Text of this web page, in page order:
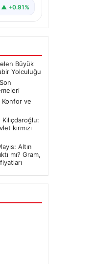
▲ +0.91%
Büyük
Yolculuğu
Konfor ve
kırmızı
Altın
mı? Gram,